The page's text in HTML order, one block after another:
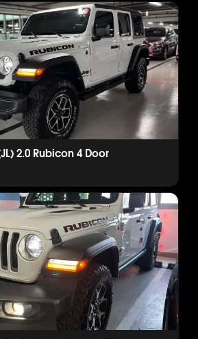
2.0 Rubicon 4 Door